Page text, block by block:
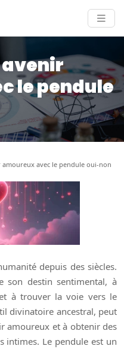
avenir
le pendule
avec le pendule oui-non
depuis des siècles.
son destin sentimental, à
à trouver la voie vers le
divinatoire ancestral, peut
amoureux et à obtenir des
intimes. Le pendule est un